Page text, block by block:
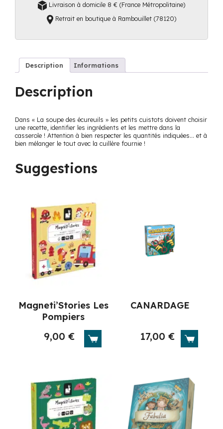
Livraison à domicile 8 € (France Métropolitaine)
Retrait en boutique à Rambouillet (78120)
Description Informations
Description
Dans « La soupe des écureuils » les petits cuistots doivent choisir
une recette, identifier les ingrédients et les mettre dans la
casserole ! Attention à bien respecter les quantités indiquées… et à
bien mélanger le tout avec la cuillère fournie !
Suggestions
Magneti’Stories Les
Pompiers
9,00€
CANARDAGE
17,00€